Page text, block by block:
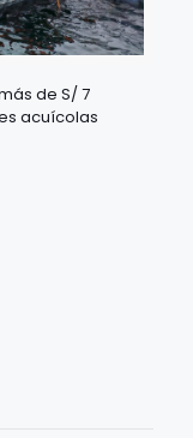
de S/ 7
acuícolas